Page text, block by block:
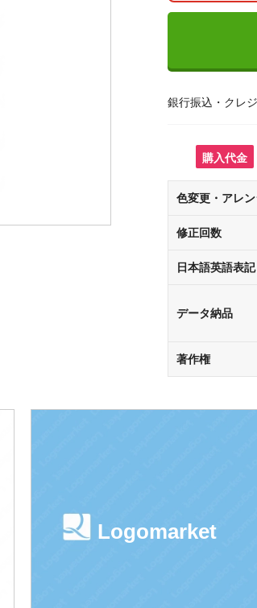
銀行振込・クレ
購入代金
色変更・アレ
修正回数
日本語英語表記
データ納品
著作権
Logomarket